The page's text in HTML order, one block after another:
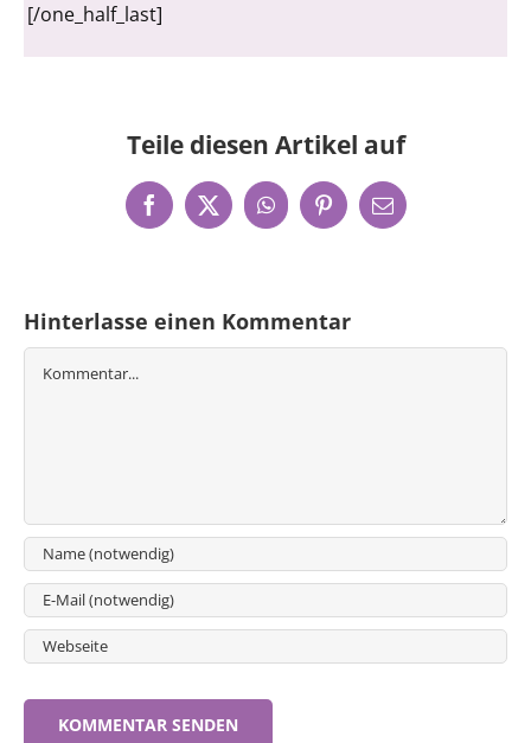
[/one_half_last]
Teile diesen Artikel auf
Facebook
X WhatsAppPinterest
E-
Mail
Hinterlasse einen Kommentar
Kommentar